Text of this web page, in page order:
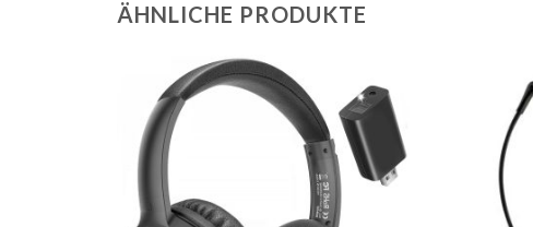
ÄHNLICHE PRODUKTE